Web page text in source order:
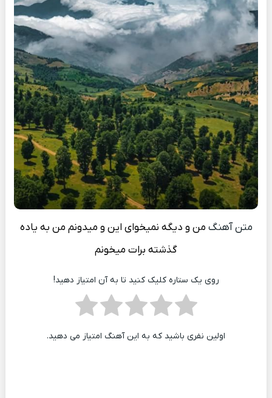
متن آهنگ من و دیگه نمیخوای این و میدونم من بە یاده
گذشته برات میخونم
روی یک ستاره کلیک کنید تا به آن امتیاز دهید!
اولین نفری باشید که به این آهنگ امتیاز می دهید.